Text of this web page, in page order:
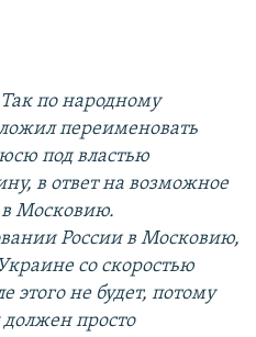
по народному
переименовать
под властью
в ответ на возможное
Московию.
России в Московию,
со скоростью
не будет, потому
просто